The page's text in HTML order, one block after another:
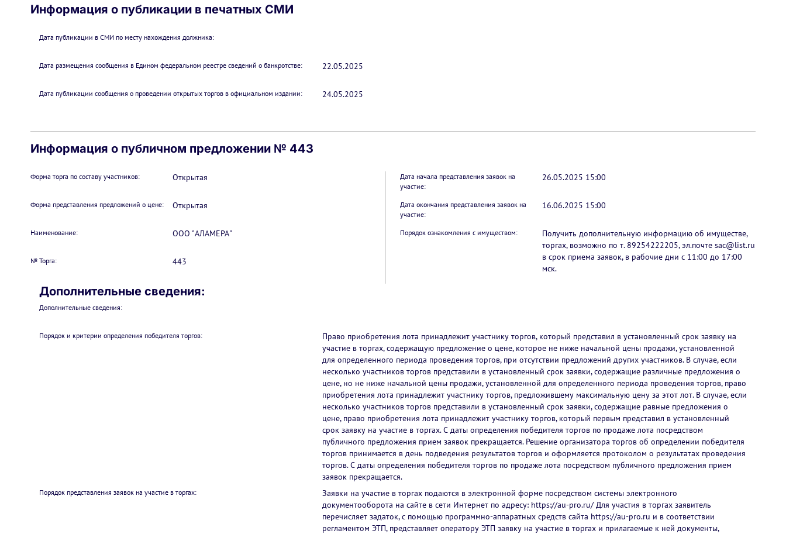
Информация о публикации в печатных СМИ
Дата публикации в СМИ по месту нахождения должника:
Дата размещения сообщения в Едином федеральном реестре сведений о банкротстве: 22.05.2025
Дата публикации сообщения о проведении открытых торгов в официальном издании: 24.05.2025
Информация о публичном предложении № 443
Форма торга по составу участников: Открытая
Форма представления предложений о цене: Открытая
Наименование: ООО "АЛАМЕРА"
№ Торга: 443
Дата начала представления заявок на
участие:
26.05.2025 15:00
Дата окончания представления заявок на
участие:
16.06.2025 15:00
Порядок ознакомления с имуществом:
Получить дополнительную информацию об имуществе,
торгах, возможно по т. 89254222205, эл.почте sac@list.ru
в срок приема заявок, в рабочие дни с 11:00 до 17:00
мск.
Дополнительные сведения:
Дополнительные сведения:
Порядок и критерии определения победителя торгов:
Право приобретения лота принадлежит участнику торгов, который представил в установленный срок заявку на
участие в торгах, содержащую предложение о цене, которое не ниже начальной цены продажи, установленной
для определенного периода проведения торгов, при отсутствии предложений других участников. В случае, если
несколько участников торгов представили в установленный срок заявки, содержащие различные предложения о
цене, но не ниже начальной цены продажи, установленной для определенного периода проведения торгов, право
приобретения лота принадлежит участнику торгов, предложившему максимальную цену за этот лот. В случае, если
несколько участников торгов представили в установленный срок заявки, содержащие равные предложения о
цене, право приобретения лота принадлежит участнику торгов, который первым представил в установленный
срок заявку на участие в торгах. С даты определения победителя торгов по продаже лота посредством
публичного предложения прием заявок прекращается. Решение организатора торгов об определении победителя
торгов принимается в день подведения результатов торгов и оформляется протоколом о результатах проведения
торгов. С даты определения победителя торгов по продаже лота посредством публичного предложения прием
заявок прекращается.
Порядок представления заявок на участие в торгах:
Заявки на участие в торгах подаются в электронной форме посредством системы электронного
документооборота на сайте в сети Интернет по адресу: https://au-pro.ru/ Для участия в торгах заявитель
перечисляет задаток, с помощью программно-аппаратных средств сайта https://au-pro.ru и в соответствии
регламентом ЭТП, представляет оператору ЭТП заявку на участие в торгах и прилагаемые к ней документы,